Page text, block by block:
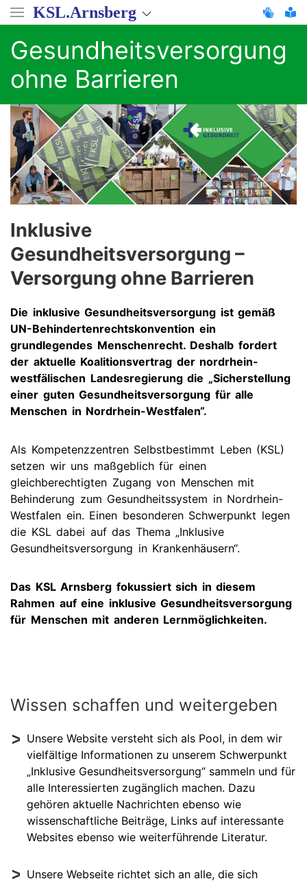
Direkt
zum
Inhalt
KSL.Arnsberg
Gesundheitsversorgung
ohne Barrieren
Inklusive
Gesundheitsversorgung –
Versorgung ohne Barrieren
Die inklusive Gesundheitsversorgung ist gemäß
UN-Behindertenrechtskonvention ein
grundlegendes Menschenrecht. Deshalb fordert
der aktuelle Koalitionsvertrag der nordrhein-
westfälischen Landesregierung die „Sicherstellung
einer guten Gesundheitsversorgung für alle
Menschen in Nordrhein-Westfalen“.
Als Kompetenzzentren Selbstbestimmt Leben (KSL)
setzen wir uns maßgeblich für einen
gleichberechtigten Zugang von Menschen mit
Behinderung zum Gesundheitssystem in Nordrhein-
Westfalen ein. Einen besonderen Schwerpunkt legen
die KSL dabei auf das Thema „Inklusive
Gesundheitsversorgung in Krankenhäusern“.
Das KSL Arnsberg fokussiert sich in diesem
Rahmen auf eine inklusive Gesundheitsversorgung
für Menschen mit anderen Lernmöglichkeiten.
Wissen schaffen und weitergeben
Unsere Website versteht sich als Pool, in dem wir
vielfältige Informationen zu unserem Schwerpunkt
„Inklusive Gesundheitsversorgung“ sammeln und für
alle Interessierten zugänglich machen. Dazu
gehören aktuelle Nachrichten ebenso wie
wissenschaftliche Beiträge, Links auf interessante
Websites ebenso wie weiterführende Literatur.
Unsere Webseite richtet sich an alle, die sich